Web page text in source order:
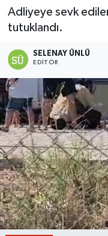
Adliyeye sevk edilen
tutuklandı.
SELENAY ÜNLÜ
EDITÖR